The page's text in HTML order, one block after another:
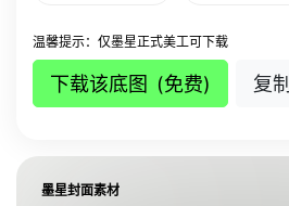
温馨提示：仅墨星正式美工可下载
下载该底图 (免费) 复
墨星封面素材